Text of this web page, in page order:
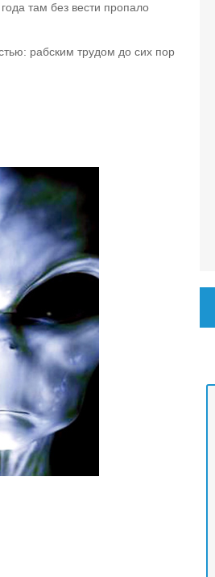
там без вести пропало
рабским трудом до сих пор